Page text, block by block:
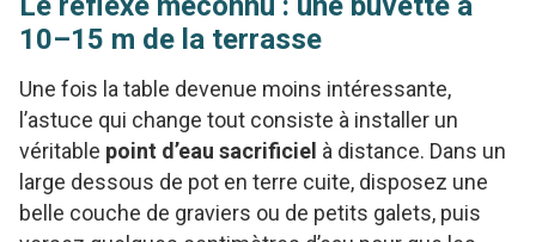
10–15 m de la terrasse
Une fois la table devenue moins intéressante,
l’astuce qui change tout consiste à installer un
véritable point d’eau sacrificiel à distance. Dans un
large dessous de pot en terre cuite, disposez une
belle couche de graviers ou de petits galets, puis